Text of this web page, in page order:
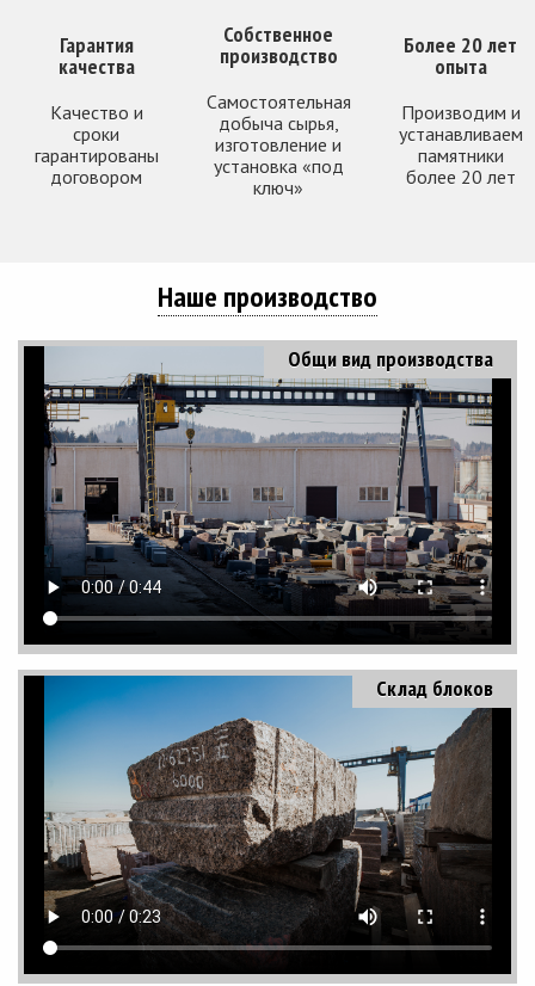
Гарантия
качества
Качество и
сроки
гарантированы
договором
Собственное
производство
Самостоятельная
добыча сырья,
изготовление и
установка «под
ключ»
Более 20 лет
опыта
Производим и
устанавливаем
памятники
более 20 лет
Наше производство
Общи вид производства
Склад блоков